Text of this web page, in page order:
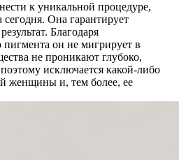
к уникальной процедуре,
Она гарантирует
Благодаря
он не мигрирует в
не проникают глубоко,
исключается какой-либо
женщины и, тем более, ее